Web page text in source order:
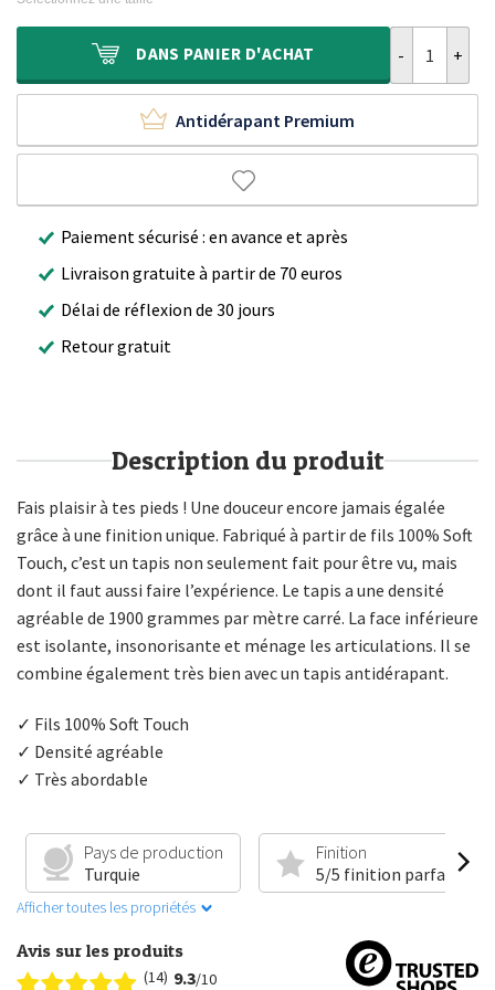
369,90 €.
197,90 €.
DANS PANIER D'ACHAT
Antidérapant Premium
Paiement sécurisé : en avance et après
Livraison gratuite à partir de 70 euros
Délai de réflexion de 30 jours
Retour gratuit
Description du produit
Fais plaisir à tes pieds ! Une douceur encore jamais égalée
grâce à une finition unique. Fabriqué à partir de fils 100% Soft
Touch, c’est un tapis non seulement fait pour être vu, mais
dont il faut aussi faire l’expérience. Le tapis a une densité
agréable de 1900 grammes par mètre carré. La face inférieure
est isolante, insonorisante et ménage les articulations. Il se
combine également très bien avec un tapis antidérapant.
✓ Fils 100% Soft Touch
✓ Densité agréable
✓ Très abordable
Pays de production
Turquie
Finition
5/5 finition parfaite
Afficher toutes les propriétés
Avis sur les produits
(14) 9.3/10